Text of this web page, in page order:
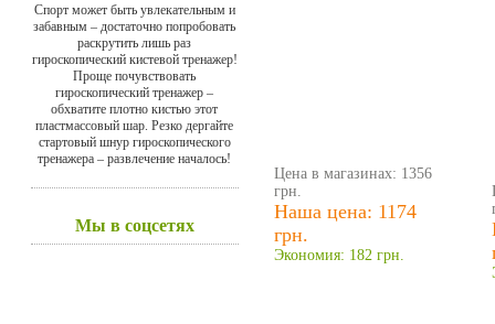
Спорт может быть увлекательным и
забавным – достаточно попробовать
раскрутить лишь раз
гироскопический кистевой тренажер!
Проще почувствовать
гироскопический тренажер –
обхватите плотно кистью этот
пластмассовый шар. Резко дергайте
стартовый шнур гироскопического
тренажера – развлечение началось!
Мы в соцсетях
Цена в магазинах: 1356
грн.
Наша цена: 1174
грн.
Экономия: 182 грн.